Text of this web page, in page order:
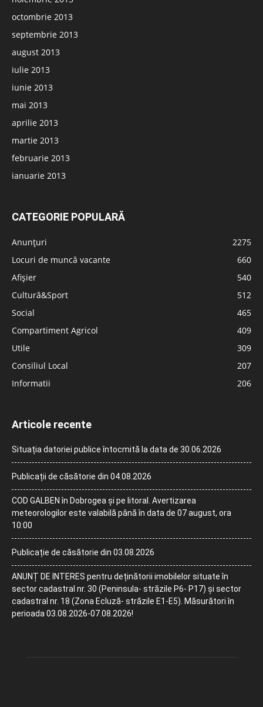
octombrie 2013
septembrie 2013
august 2013
iulie 2013
iunie 2013
mai 2013
aprilie 2013
martie 2013
februarie 2013
ianuarie 2013
CATEGORIE POPULARĂ
Anunțuri
2275
Locuri de muncă vacante
660
Afișier
540
Cultură&Sport
512
Social
465
Compartiment Agricol
409
Utile
309
Consiliul Local
207
Informatii
206
Articole recente
Situația datoriei publice întocmită la data de 30.06.2026
Publicații de căsătorie din 04.08.2026
COD GALBEN în Dobrogea și pe litoral. Avertizarea
meteorologilor este valabilă până în data de 07 august, ora
10:00
Publicație de căsătorie din 03.08.2026
ANUNȚ DE INTERES pentru deținătorii imobilelor situate în
sector cadastral nr. 30 (Peninsula- străzile P6- P17) și sector
cadastral nr. 18 (Zona Ecluză- străzile E1-E5). Măsurători în
perioada 03.08.2026-07.08.2026!